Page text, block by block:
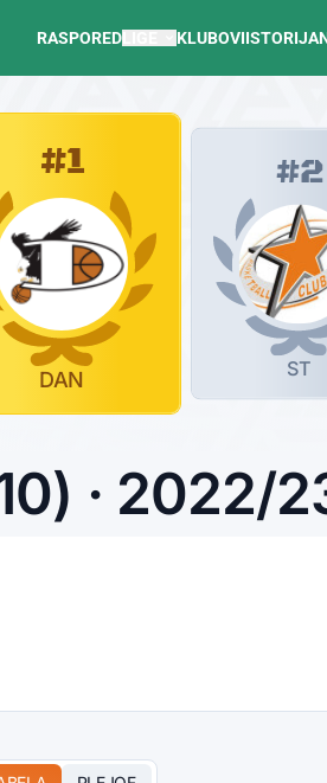
RASPORED KLUBOVIISTORIJA
#1
DAN
#2
ST
· 2022/